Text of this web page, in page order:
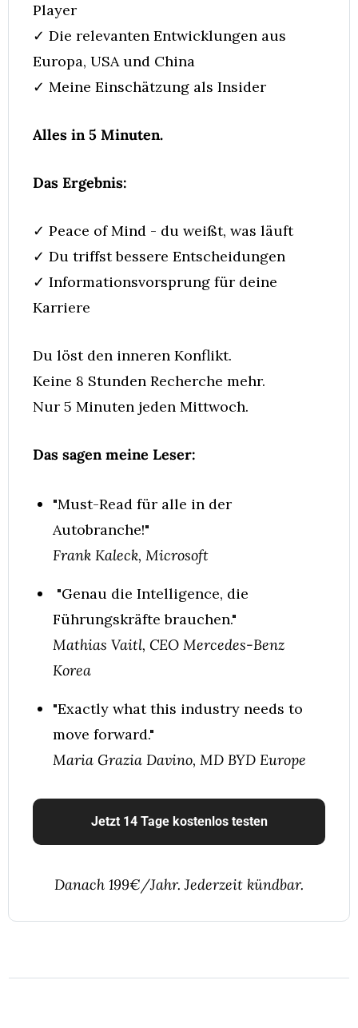
Player
✓ Die relevanten Entwicklungen aus
Europa, USA und China
✓ Meine Einschätzung als Insider
Alles in 5 Minuten.
Das Ergebnis:
✓ Peace of Mind - du weißt, was läuft
✓ Du triffst bessere Entscheidungen
✓ Informationsvorsprung für deine
Karriere
Du löst den inneren Konflikt.
Keine 8 Stunden Recherche mehr.
Nur 5 Minuten jeden Mittwoch.
Das sagen meine Leser:
"Must-Read für alle in der
Autobranche!"
Frank Kaleck, Microsoft
Führungskräfte brauchen."
Mathias Vaitl, CEO Mercedes-Benz
Korea
"Exactly what this industry needs to
move forward."
Maria Grazia Davino, MD BYD Europe
Jetzt 14 Tage kostenlos testen
Danach 199€/Jahr. Jederzeit kündbar.